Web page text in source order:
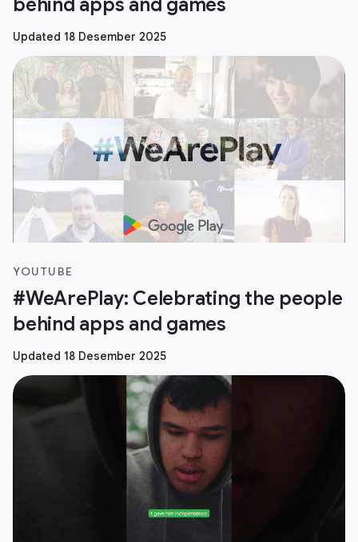
Updated 18 Desember 2025
YOUTUBE
#WeArePlay: Celebrating the people
behind apps and games
Updated 18 Desember 2025